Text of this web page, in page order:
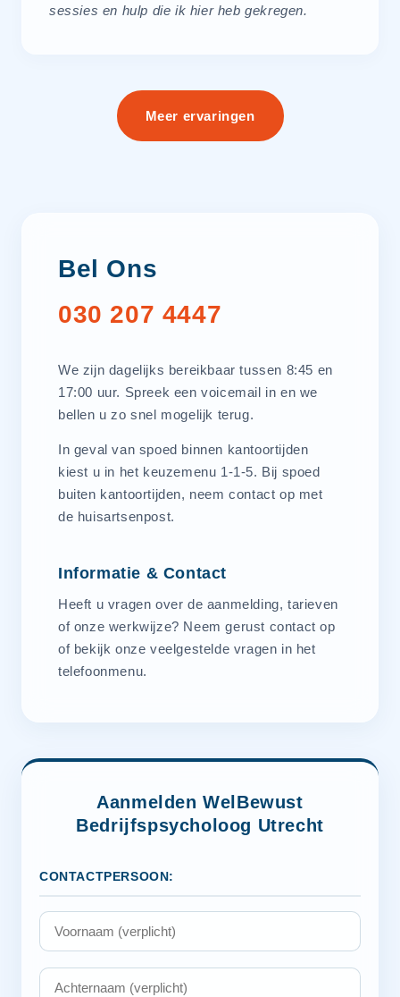
sessies en hulp die ik hier heb gekregen.
Meer ervaringen
Bel Ons
030 207 4447
We zijn dagelijks bereikbaar tussen 8:45 en
17:00 uur. Spreek een voicemail in en we
bellen u zo snel mogelijk terug.
In geval van spoed binnen kantoortijden
kiest u in het keuzemenu 1-1-5. Bij spoed
buiten kantoortijden, neem contact op met
de huisartsenpost.
Informatie & Contact
Heeft u vragen over de aanmelding, tarieven
of onze werkwijze? Neem gerust contact op
of bekijk onze veelgestelde vragen in het
telefoonmenu.
Aanmelden WelBewust
Bedrijfspsycholoog Utrecht
CONTACTPERSOON: